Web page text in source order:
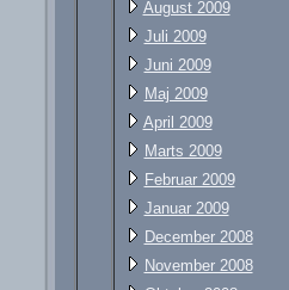
August 2009
Juli 2009
Juni 2009
Maj 2009
April 2009
Marts 2009
Februar 2009
Januar 2009
December 2008
November 2008